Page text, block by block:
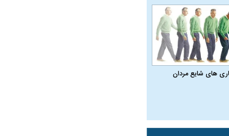
های شایع مردان
ویتامین‌های درخشان‌کننده و شفاف‌کننده